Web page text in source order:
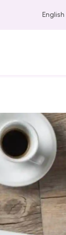
English